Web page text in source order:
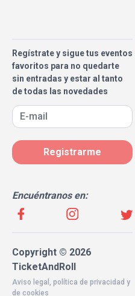
Regístrate y sigue tus eventos
favoritos para no quedarte
sin entradas y estar al tanto
de todas las novedades
Registrarme
Encuéntranos en:
Copyright © 2026
TicketAndRoll
Aviso legal , política de privacidad y
de cookies